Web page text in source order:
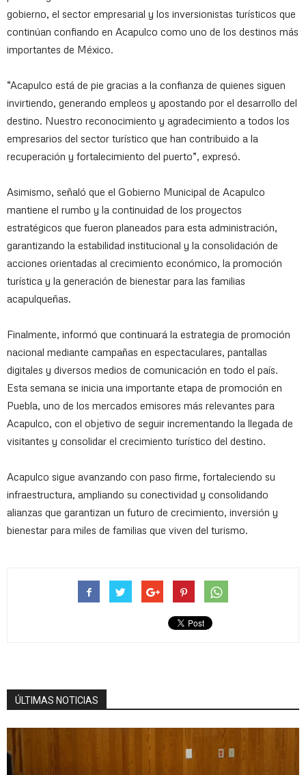
gobierno, el sector empresarial y los inversionistas turísticos que
continúan confiando en Acapulco como uno de los destinos más
importantes de México.
“Acapulco está de pie gracias a la confianza de quienes siguen
invirtiendo, generando empleos y apostando por el desarrollo del
destino. Nuestro reconocimiento y agradecimiento a todos los
empresarios del sector turístico que han contribuido a la
recuperación y fortalecimiento del puerto”, expresó.
Asimismo, señaló que el Gobierno Municipal de Acapulco
mantiene el rumbo y la continuidad de los proyectos
estratégicos que fueron planeados para esta administración,
garantizando la estabilidad institucional y la consolidación de
acciones orientadas al crecimiento económico, la promoción
turística y la generación de bienestar para las familias
acapulqueñas.
Finalmente, informó que continuará la estrategia de promoción
nacional mediante campañas en espectaculares, pantallas
digitales y diversos medios de comunicación en todo el país.
Esta semana se inicia una importante etapa de promoción en
Puebla, uno de los mercados emisores más relevantes para
Acapulco, con el objetivo de seguir incrementando la llegada de
visitantes y consolidar el crecimiento turístico del destino.
Acapulco sigue avanzando con paso firme, fortaleciendo su
infraestructura, ampliando su conectividad y consolidando
alianzas que garantizan un futuro de crecimiento, inversión y
bienestar para miles de familias que viven del turismo.
ÚLTIMAS NOTICIAS